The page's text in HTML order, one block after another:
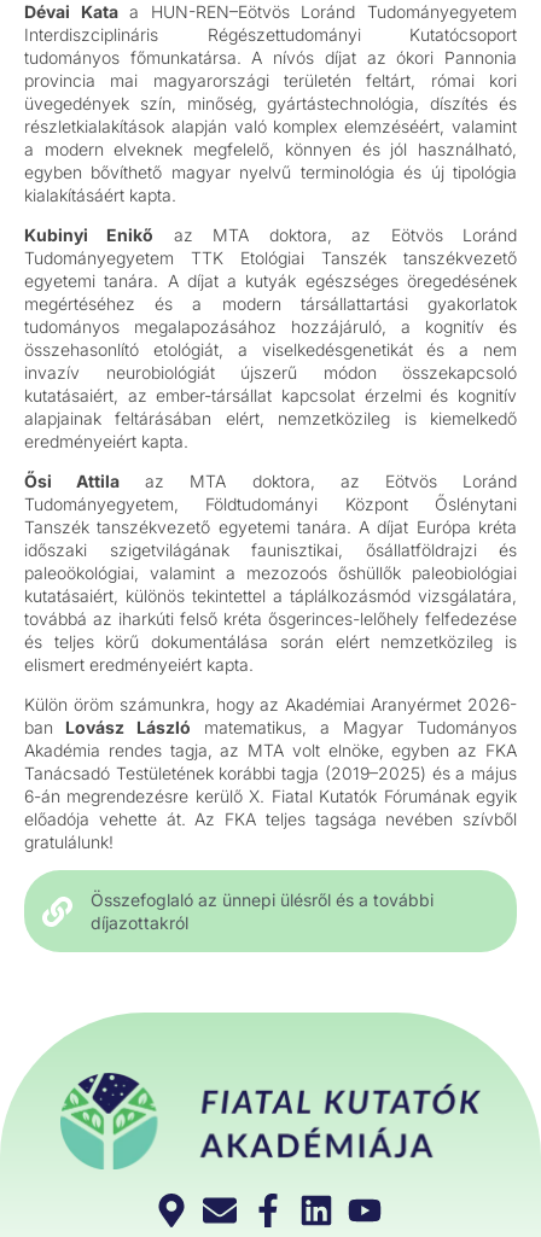
Dévai Kataa HUN-REN–Eötvös Loránd Tudományegyetem
Interdiszciplináris Régészettudományi Kutatócsoport
tudományos főmunkatársa. A nívós díjat az ókori Pannonia
provincia mai magyarországi területén feltárt, római kori
üvegedények szín, minőség, gyártástechnológia, díszítés és
részletkialakítások alapján való komplex elemzéséért, valamint
a modern elveknek megfelelő, könnyen és jól használható,
egyben bővíthető magyar nyelvű terminológia és új tipológia
kialakításáért kapta.
Kubinyi Enikő az MTA doktora, az Eötvös Loránd
Tudományegyetem TTK Etológiai Tanszék tanszékvezető
egyetemi tanára. A díjat a kutyák egészséges öregedésének
megértéséhez és a modern társállattartási gyakorlatok
tudományos megalapozásához hozzájáruló, a kognitív és
összehasonlító etológiát, a viselkedésgenetikát és a nem
invazív neurobiológiát újszerű módon összekapcsoló
kutatásaiért, az ember-társállat kapcsolat érzelmi és kognitív
alapjainak feltárásában elért, nemzetközileg is kiemelkedő
eredményeiért kapta.
Ősi Attila az MTA doktora, az Eötvös Loránd
Tudományegyetem, Földtudományi Központ Őslénytani
Tanszék tanszékvezető egyetemi tanára. A díjat Európa kréta
időszaki szigetvilágának faunisztikai, ősállatföldrajzi és
paleoökológiai, valamint a mezozoós őshüllők paleobiológiai
kutatásaiért, különös tekintettel a táplálkozásmód vizsgálatára,
továbbá az iharkúti felső kréta ősgerinces-lelőhely felfedezése
és teljes körű dokumentálása során elért nemzetközileg is
elismert eredményeiért kapta.
Külön öröm számunkra, hogy az Akadémiai Aranyérmet 2026-
ban Lovász László matematikus, a Magyar Tudományos
Akadémia rendes tagja, az MTA volt elnöke, egyben az FKA
Tanácsadó Testületének korábbi tagja (2019–2025) és a május
6-án megrendezésre kerülő X. Fiatal Kutatók Fórumának egyik
előadója vehette át. Az FKA teljes tagsága nevében szívből
gratulálunk!
Összefoglaló az ünnepi ülésről és a további
díjazottakról